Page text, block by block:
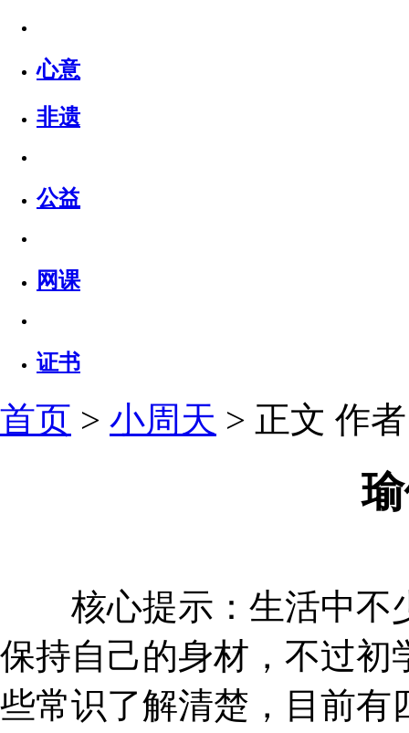
心意
非遗
公益
网课
证书
首页 > 小周天 > 正文 作
核心提示：生活中不
保持自己的身材，不过初
些常识了解清楚，目前有